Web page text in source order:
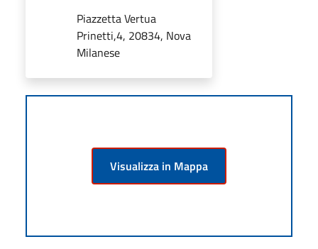
Piazzetta Vertua
Prinetti,4, 20834, Nova
Milanese
Visualizza in Mappa